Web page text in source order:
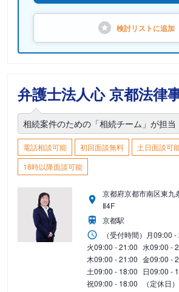
検討リストに追加
弁護士法人心 京都法律
相続案件のための「相続チーム」が担当
電話相談可能 初回面談無料
土日面談可
18時以降面談可能
京都府京都市南区東九
Ⅱ4F
京都駅
（受付時間） 月09:00 -
火09:00 - 21:00 水09:00 -
木09:00 - 21:00 金09:00 -
土09:00 - 18:00 日09:00 -
祝09:00 - 18:00 （定休日